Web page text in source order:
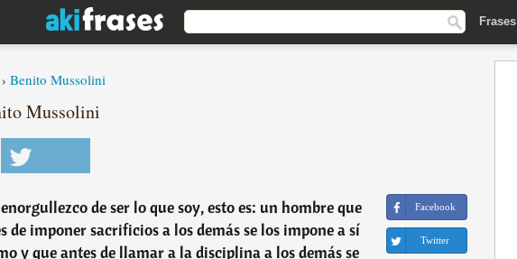
Frases
› Benito Mussolini
Mussolini
de ser lo que soy, esto es: un hombre que
de imponer sacrificios a los demás se los impone a sí
y que antes de llamar a la disciplina a los demás se
Facebook
Twitter